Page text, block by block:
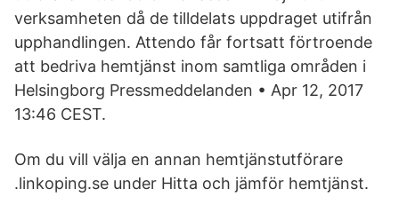
verksamheten då de tilldelats uppdraget utifrån
upphandlingen. Attendo får fortsatt förtroende
att bedriva hemtjänst inom samtliga områden i
Helsingborg Pressmeddelanden • Apr 12, 2017
13:46 CEST.
Om du vill välja en annan hemtjänstutförare
.linkoping.se under Hitta och jämför hemtjänst.